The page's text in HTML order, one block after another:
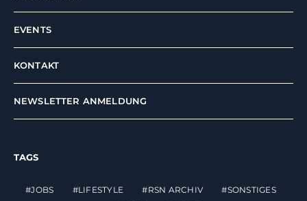
EVENTS
KONTAKT
NEWSLETTER ANMELDUNG
TAGS
JOBS LIFESTYLE RSN ARCHIV
SONSTIGES